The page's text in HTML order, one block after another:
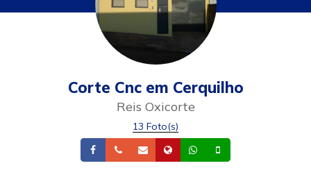
Corte Cnc em Cerquilho
Reis Oxicorte
13 Foto(s)
FacebookTelefoneEmail Site Whatsapp